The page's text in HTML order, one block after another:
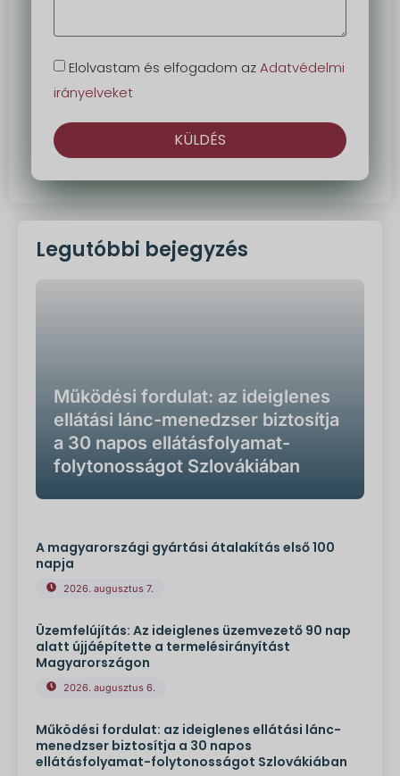
Elolvastam és elfogadom azAdatvédelmi
irányelveket
KÜLDÉS
Legutóbbi bejegyzés
Működési fordulat: az ideiglenes
ellátási lánc-menedzser biztosítja
a 30 napos ellátásfolyamat-
folytonosságot Szlovákiában
A magyarországi gyártási átalakítás első 100
napja
2026. augusztus 7.
Üzemfelújítás: Az ideiglenes üzemvezető 90 nap
alatt újjáépítette a termelésirányítást
Magyarországon
2026. augusztus 6.
Működési fordulat: az ideiglenes ellátási lánc-
menedzser biztosítja a 30 napos
ellátásfolyamat-folytonosságot Szlovákiában